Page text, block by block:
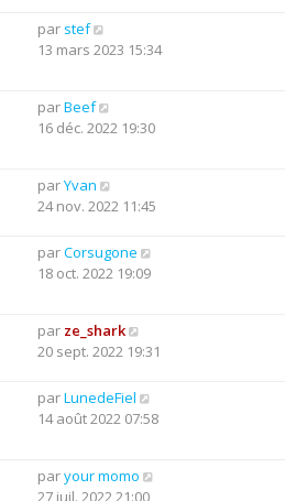
par stef
13 mars 2023 15:34
parBeef
16 déc. 2022 19:30
parYvan
24 nov. 2022 11:45
parCorsugone
18 oct. 2022 19:09
par ze_shark
20 sept. 2022 19:31
parLunedeFiel
14 août 2022 07:58
paryour momo
27 juil. 2022 21:00